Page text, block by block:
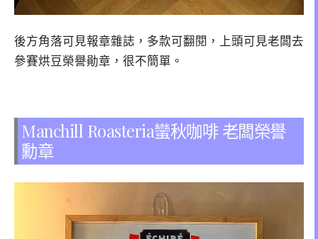
後方角落可見報章雜誌，多款可翻閱，上頭可見老闆去
參賽烘豆榮譽勛章，很不簡單。
Manchill Roasteria蠻秋咖啡 老闆榮譽
勳章